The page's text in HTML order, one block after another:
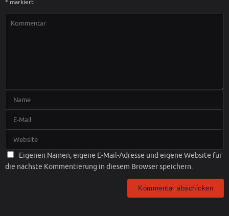
* markiert
Eigenen Namen, eigene E-Mail-Adresse und eigene Website für
die nächste Kommentierung in diesem Browser speichern.